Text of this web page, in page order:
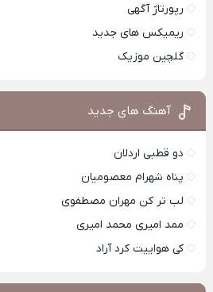
رپورتاژ آگهی
ریمیکس های جدید
گلچین موزیک
آهنگ های جدید
دو قطبی اردلان
پناه شهرام معصومیان
لب تر کن مهران مصطفوی
ممد امیری محمد امیری
کی هواییت کرد آراد